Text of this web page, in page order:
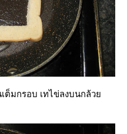
ต็มกรอบ เทไข่ลงบนกล้ว